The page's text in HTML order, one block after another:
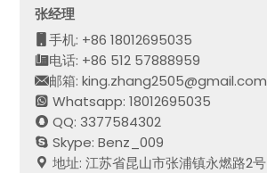
张经理
手机: +86 18012695035
电话: +86 512 57888959
邮箱: king.zhang2505@gmail.com
Whatsapp: 18012695035
QQ: 3377584302
Skype: Benz_009
地址: 江苏省昆山市张浦镇永燃路2号